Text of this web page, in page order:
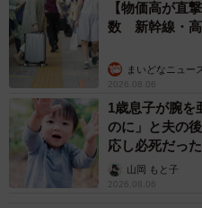
■京田辺市消防本部公式アカ
https://www.instagram.com/
【物価高が直
数 新幹線・高
まいどなニュー
2026.08.06
1歳息子が腕
のに」と夫の
応し必死だっ
出し…山岡 もと子
2026.08.06